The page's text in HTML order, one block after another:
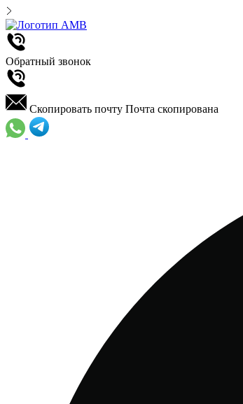
Обратный звонок
Скопировать почту Почта скопирована